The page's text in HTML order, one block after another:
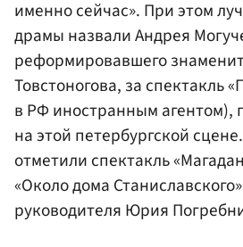
именно сейчас». При этом
драмы назвали Андрея
реформировавшего
Товстоногова, за спектакль
в РФ иностранным агентом),
на этой петербургской
отметили спектакль
«Около дома
руководителя Юрия